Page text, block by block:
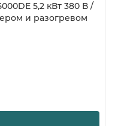
5,2 кВт 380 В /
и разогревом